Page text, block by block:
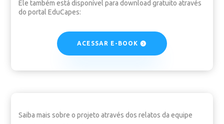
Ele também está disponível para download gratuito através
do portal EduCapes:
ACESSAR E-BOOK
Saiba mais sobre o projeto através dos relatos da equipe